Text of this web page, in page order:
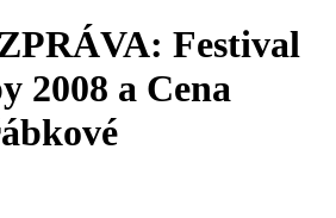
Festival
2008 a Cena